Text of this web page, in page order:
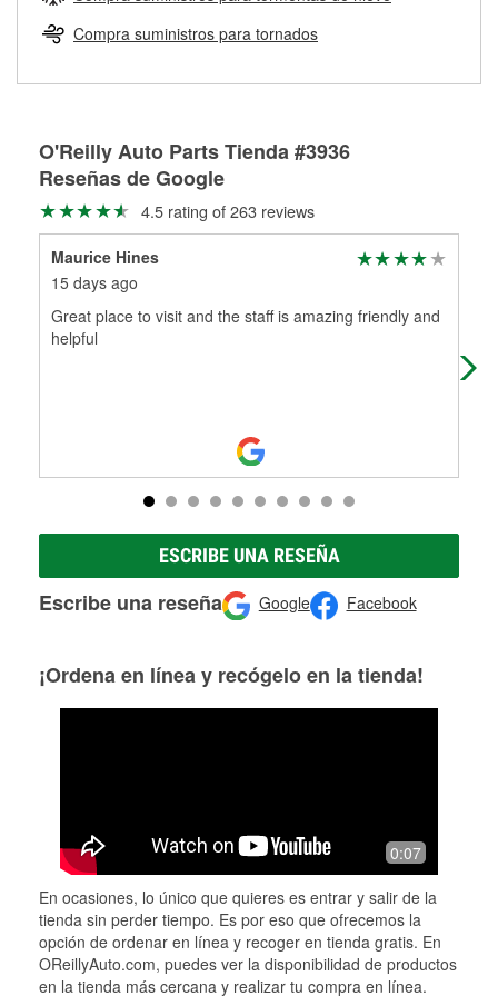
Herramientas de O'Reilly
pueden ser reutilizados, podemos ayudarte a encontrar las
partes de reemplazo correctas para tu reparación.
Rectificación de tambores y discos de freno
Compra suministros para tornados
O'Reilly Auto Parts Tienda #3936
Reseñas de Google
4.5 rating of 263 reviews
Maurice Hines
15 days ago
Great place to visit and the staff is amazing friendly and
helpful
me
ESCRIBE UNA RESEÑA
Escribe una reseña Google Facebook
¡Ordena en línea y recógelo en la tienda!
0:07
En ocasiones, lo único que quieres es entrar y salir de la
tienda sin perder tiempo. Es por eso que ofrecemos la
opción de ordenar en línea y recoger en tienda gratis. En
OReillyAuto.com, puedes ver la disponibilidad de productos
en la tienda más cercana y realizar tu compra en línea.